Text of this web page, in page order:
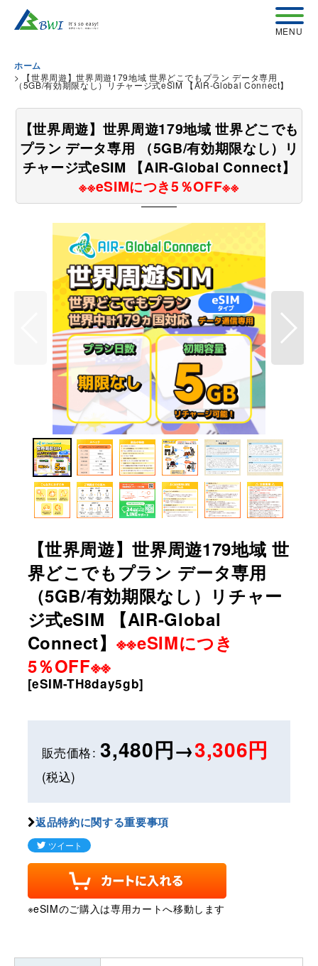
ホーム
>
【世界周遊】世界周遊179地域 世界どこでもプラン データ専用
（5GB/有効期限なし）リチャージ式eSIM 【AIR-Global Connect】
【世界周遊】世界周遊179地域 世界どこでも
プラン データ専用 （5GB/有効期限なし）リ
チャージ式eSIM 【AIR-Global Connect】
※※eSIMにつき5％OFF※※
【世界周遊】世界周遊179地域 世
界どこでもプラン データ専用
（5GB/有効期限なし）リチャー
ジ式eSIM 【AIR-Global
Connect】 ※※eSIMにつき
5％OFF※※
[eSIM-TH8day5gb]
販売価格: 3,480円→3,306円
(税込)
返品特約に関する重要事項
※eSIMのご購入は専用カートへ移動します